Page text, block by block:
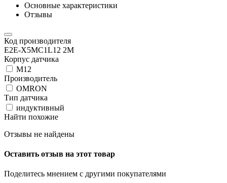
Основные характеристики
Отзывы
Код производителя
E2E-X5MC1L12 2M
Корпус датчика
М12
Производитель
OMRON
Тип датчика
индуктивный
Найти похожие
Отзывы не найдены
Оставить отзыв на этот товар
Поделитесь мнением с другими покупателями